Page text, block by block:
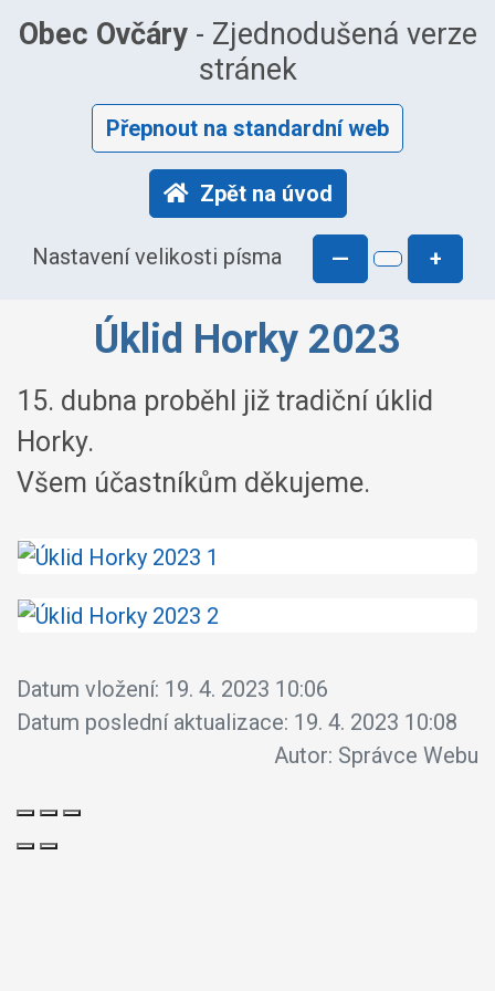
Obec Ovčáry- Zjednodušená verze
stránek
Přepnout na standardní web
Zpět na úvod
Nastavení velikosti písma — +
Úklid Horky 2023
15. dubna proběhl již tradiční úklid
Horky.
Všem účastníkům děkujeme.
Datum vložení: 19. 4. 2023 10:06
Datum poslední aktualizace: 19. 4. 2023 10:08
Autor: Správce Webu